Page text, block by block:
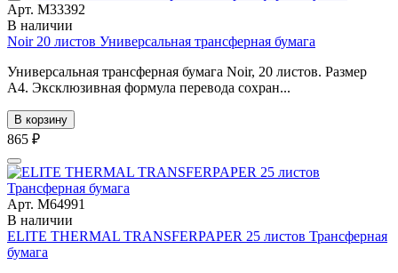
Арт. М33392
В наличии
Noir 20 листов Универсальная трансферная бумага
Универсальная трансферная бумага Noir, 20 листов. Размер
А4. Эксклюзивная формула перевода сохран...
В корзину
865 ₽
Арт. М64991
В наличии
ELITE THERMAL TRANSFERPAPER 25 листов Трансферная
бумага